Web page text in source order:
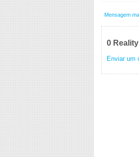
Mensagem
0
Enviar um